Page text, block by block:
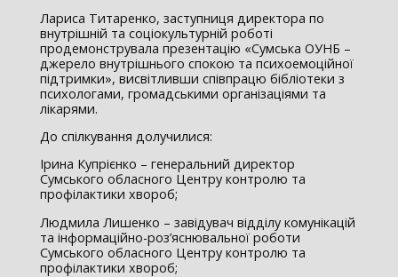
Лариса Титаренко, заступниця директора по
внутрішній та соціокультурній роботі
продемонструвала презентацію «Сумська ОУНБ –
джерело внутрішнього спокою та психоемоційної
підтримки», висвітливши співпрацю бібліотеки з
психологами, громадськими організаціями та
лікарями.
До спілкування долучилися:
Ірина Купрієнко – генеральний директор
Сумського обласного Центру контролю та
профілактики хвороб;
Людмила Лишенко – завідувач відділу комунікацій
та інформаційно-роз’яснювальної роботи
Сумського обласного Центру контролю та
профілактики хвороб;